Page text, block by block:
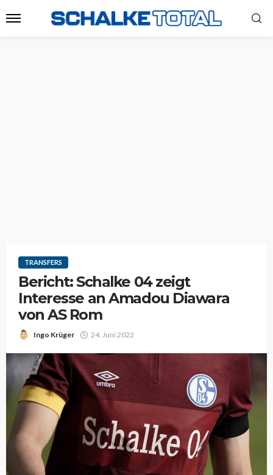
TRANSFERS
Bericht: Schalke 04 zeigt
Interesse an Amadou Diawara
von AS Rom
Ingo Krüger 24. Juni 2022